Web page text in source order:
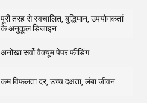
पूरी तरह से स्वचालित, बुद्धिमान, उपयोगकर्ता
के अनुकूल डिजाइन
अनोखा सर्वो वैक्यूम पेपर फीडिंग
कम विफलता दर, उच्च दक्षता, लंबा जीवन